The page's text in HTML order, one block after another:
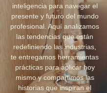
inteligencia para navegar el
presente y futuro del mundo
profesional. Aquí analizamos
las tendencias que están
redefiniendo las industrias,
te entregamos herramientas
prácticas para aplicar hoy
mismo y compartimos las
historias que inspiran el